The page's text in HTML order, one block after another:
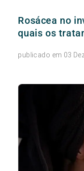
Rosácea no
quais os
publicado em 03